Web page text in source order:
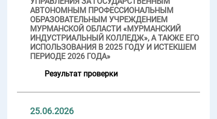
АВТОНОМНЫМ ПРОФЕССИОНАЛЬНЫМ
ОБРАЗОВАТЕЛЬНЫМ УЧРЕЖДЕНИЕМ
МУРМАНСКОЙ ОБЛАСТИ «МУРМАНСКИЙ
ИНДУСТРИАЛЬНЫЙ КОЛЛЕДЖ», А ТАКЖЕ ЕГО
ИСПОЛЬЗОВАНИЯ В 2025 ГОДУ И ИСТЕКШЕМ
ПЕРИОДЕ 2026 ГОДА»
Результат проверки
25.06.2026